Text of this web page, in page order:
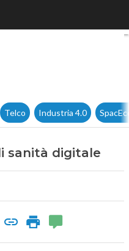
a lezione di sanità
Telco Industria 4.0
sanità digitale